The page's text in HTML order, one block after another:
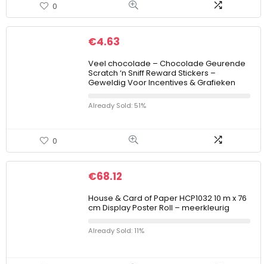
0
€4.63
Veel chocolade – Chocolade Geurende
Scratch ‘n Sniff Reward Stickers –
Geweldig Voor Incentives & Grafieken
Already Sold: 51%
0
€68.12
House & Card of Paper HCP1032 10 m x 76
cm Display Poster Roll – meerkleurig
Already Sold: 11%